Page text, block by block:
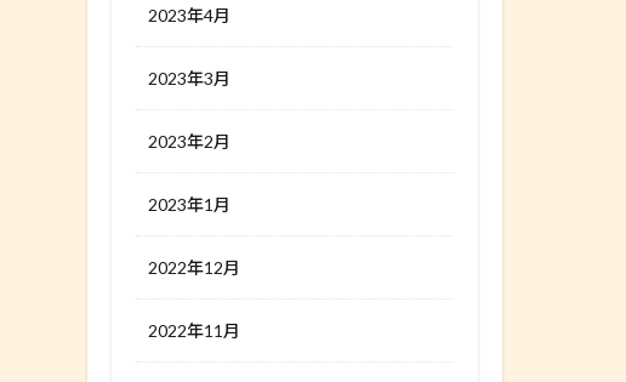
2023年4月
2023年3月
2023年2月
2023年1月
2022年12月
2022年11月